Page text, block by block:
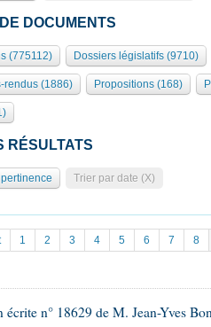
DOCUMENTS
(775112) Dossiers législatifs (9710)
rendus (1886) Propositions (168)
RÉSULTATS
Trier par date (X)
1 2 3 4 5 6 7 8
écrite n° 18629 de M. Jean-Yves